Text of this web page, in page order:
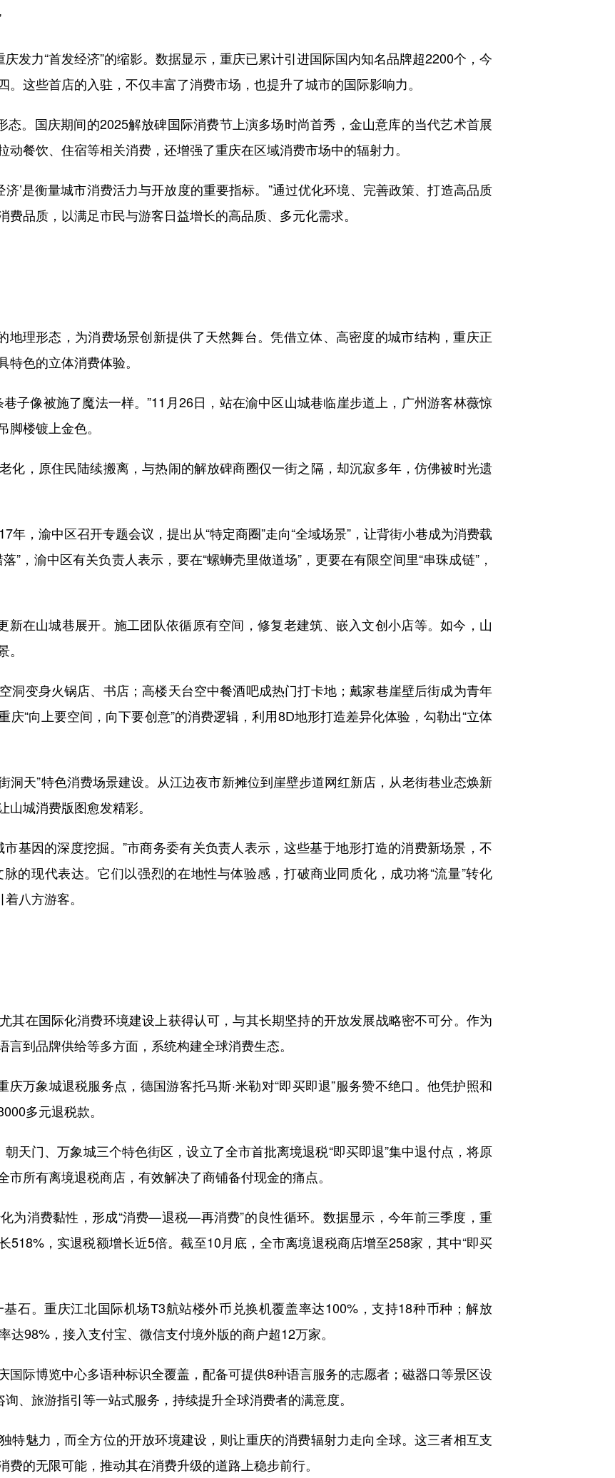
发力“首发经济”的缩影。数据显示，重庆已累计引进国际国内知名品牌超2200个，今
这些首店的入驻，不仅丰富了消费市场，也提升了城市的国际影响力。
。国庆期间的2025解放碑国际消费节上演多场时尚首秀，金山意库的当代艺术首展
餐饮、住宿等相关消费，还增强了重庆在区域消费市场中的辐射力。
’是衡量城市消费活力与开放度的重要指标。”通过优化环境、完善政策、打造高品质
品质，以满足市民与游客日益增长的高品质、多元化需求。
理形态，为消费场景创新提供了天然舞台。凭借立体、高密度的城市结构，重庆正
色的立体消费体验。
像被施了魔法一样。”11月26日，站在渝中区山城巷临崖步道上，广州游客林薇惊
楼镀上金色。
，原住民陆续搬离，与热闹的解放碑商圈仅一街之隔，却沉寂多年，仿佛被时光遗
，渝中区召开专题会议，提出从“特定商圈”走向“全域场景”，让背街小巷成为消费载
”，渝中区有关负责人表示，要在“螺蛳壳里做道场”，更要在有限空间里“串珠成链”，
在山城巷展开。施工团队依循原有空间，修复老建筑、嵌入文创小店等。如今，山
变身火锅店、书店；高楼天台空中餐酒吧成热门打卡地；戴家巷崖壁后街成为青年
“向上要空间，向下要创意”的消费逻辑，利用8D地形打造差异化体验，勾勒出“立体
天”特色消费场景建设。从江边夜市新摊位到崖壁步道网红新店，从老街巷业态焕新
城消费版图愈发精彩。
因的深度挖掘。”市商务委有关负责人表示，这些基于地形打造的消费新场景，不
的现代表达。它们以强烈的在地性与体验感，打破商业同质化，成功将“流量”转化
八方游客。
在国际化消费环境建设上获得认可，与其长期坚持的开放发展战略密不可分。作为
到品牌供给等多方面，系统构建全球消费生态。
万象城退税服务点，德国游客托马斯·米勒对“即买即退”服务赞不绝口。他凭护照和
多元退税款。
门、万象城三个特色街区，设立了全市首批离境退税“即买即退”集中退付点，将原
所有离境退税商店，有效解决了商铺备付现金的痛点。
消费黏性，形成“消费—退税—再消费”的良性循环。数据显示，今年前三季度，重
518%，实退税额增长近5倍。截至10月底，全市离境退税商店增至258家，其中“即买
。重庆江北国际机场T3航站楼外币兑换机覆盖率达100%，支持18种币种；解放
98%，接入支付宝、微信支付境外版的商户超12万家。
际博览中心多语种标识全覆盖，配备可提供8种语言服务的志愿者；磁器口等景区设
、旅游指引等一站式服务，持续提升全球消费者的满意度。
魅力，而全方位的开放环境建设，则让重庆的消费辐射力走向全球。这三者相互支
的无限可能，推动其在消费升级的道路上稳步前行。